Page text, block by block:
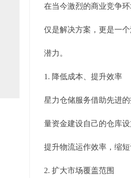
在当今激烈的商业竞争
仅是解决方案，更是一
潜力。
1. 降低成本、提升效率
星力仓储服务借助先进
量资金建设自己的仓库
提升物流运作效率，缩
2. 扩大市场覆盖范围